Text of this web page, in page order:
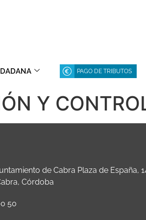
PAGO DE TRIBUTOS
Y
de Cabra Plaza de España,
Córdoba
50